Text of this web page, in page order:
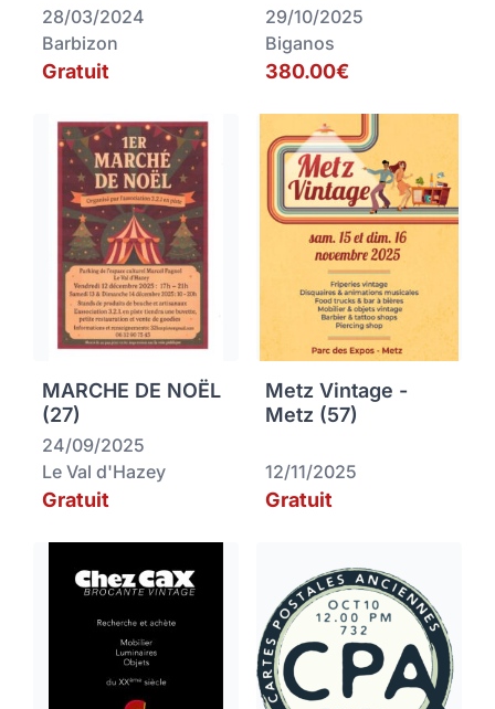
28/03/2024
Barbizon
Gratuit
29/10/2025
Biganos
380.00€
MARCHE DE NOËL
(27)
24/09/2025
Le Val d'Hazey
Gratuit
Metz Vintage -
Metz (57)
12/11/2025
Gratuit